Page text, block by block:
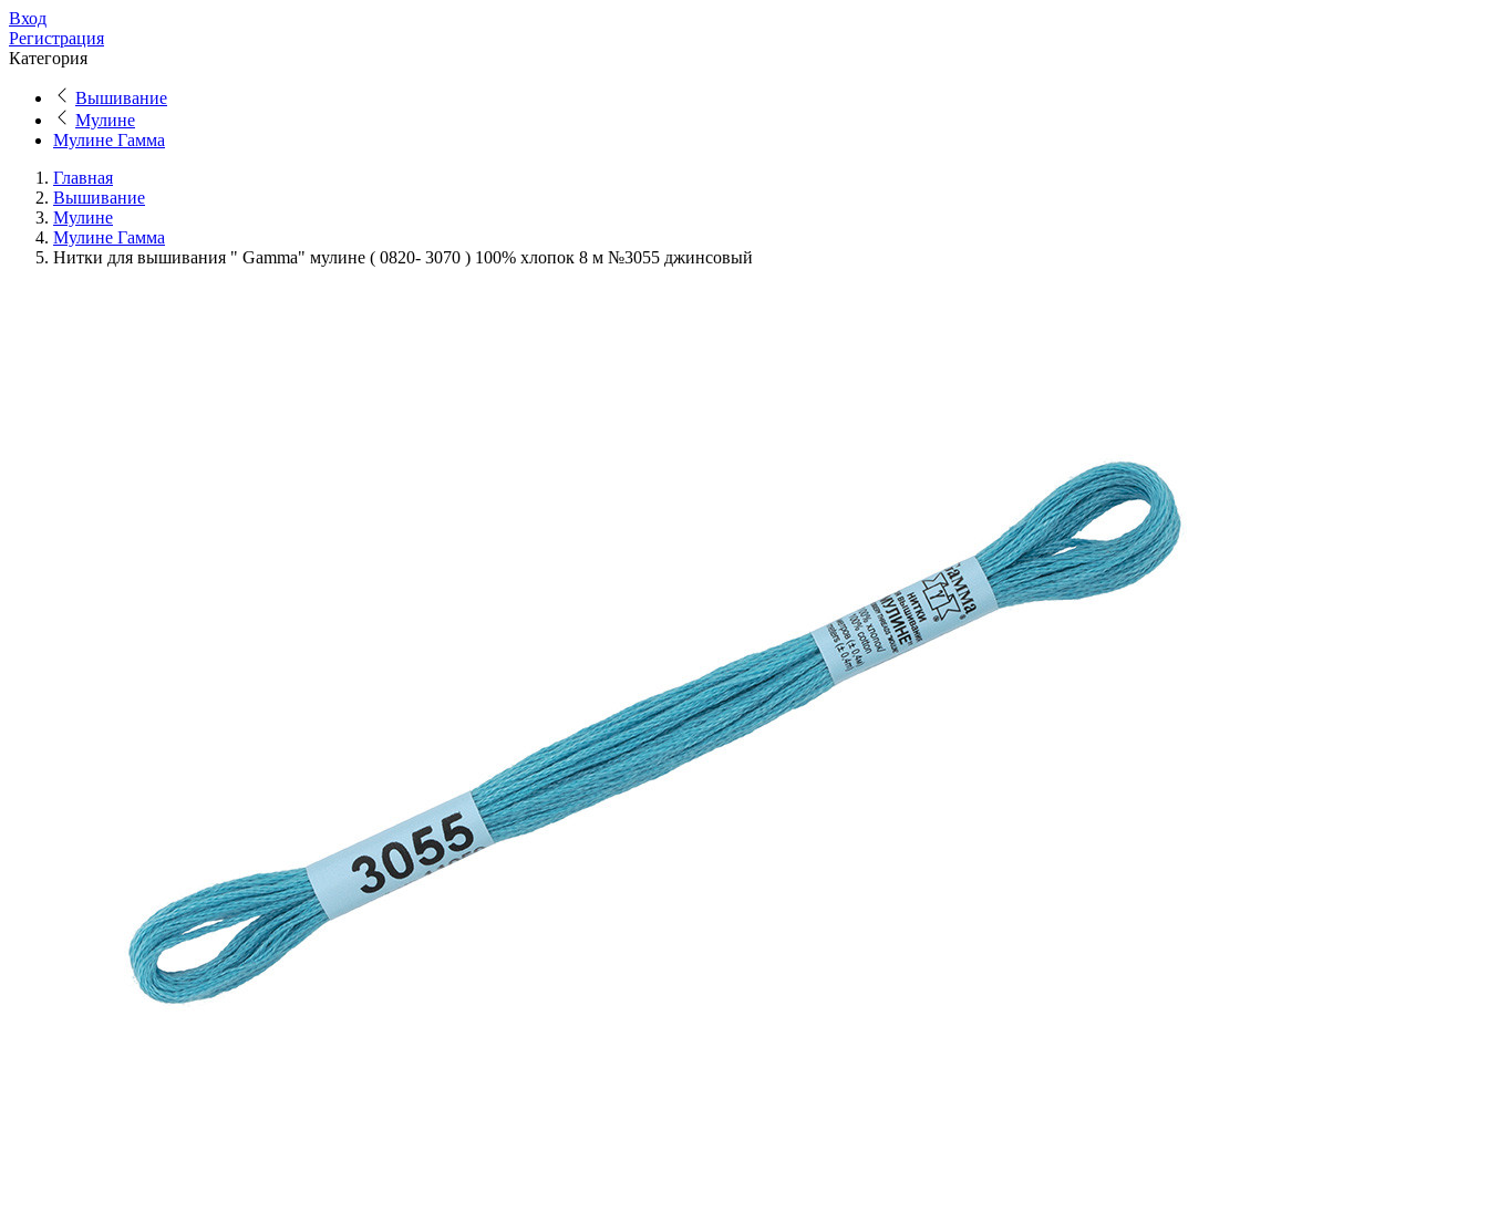
Вход
Регистрация
Категория
Вышивание
Мулине
Мулине Гамма
Главная
Вышивание
Мулине
Мулине Гамма
Нитки для вышивания " Gamma" мулине ( 0820- 3070 ) 100% хлопок 8 м №3055 джинсовый